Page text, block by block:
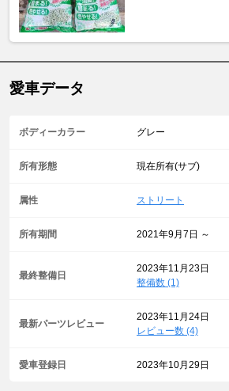
愛車データ
ボディーカラー グレー
所有形態 現在所有(サブ)
属性 ストリート
所有期間 2021年9月7日 ～
最終整備日
2023年11月23日
整備数 (1)
最新パーツレビュー
2023年11月24日
レビュー数 (4)
愛車登録日 2023年10月29日